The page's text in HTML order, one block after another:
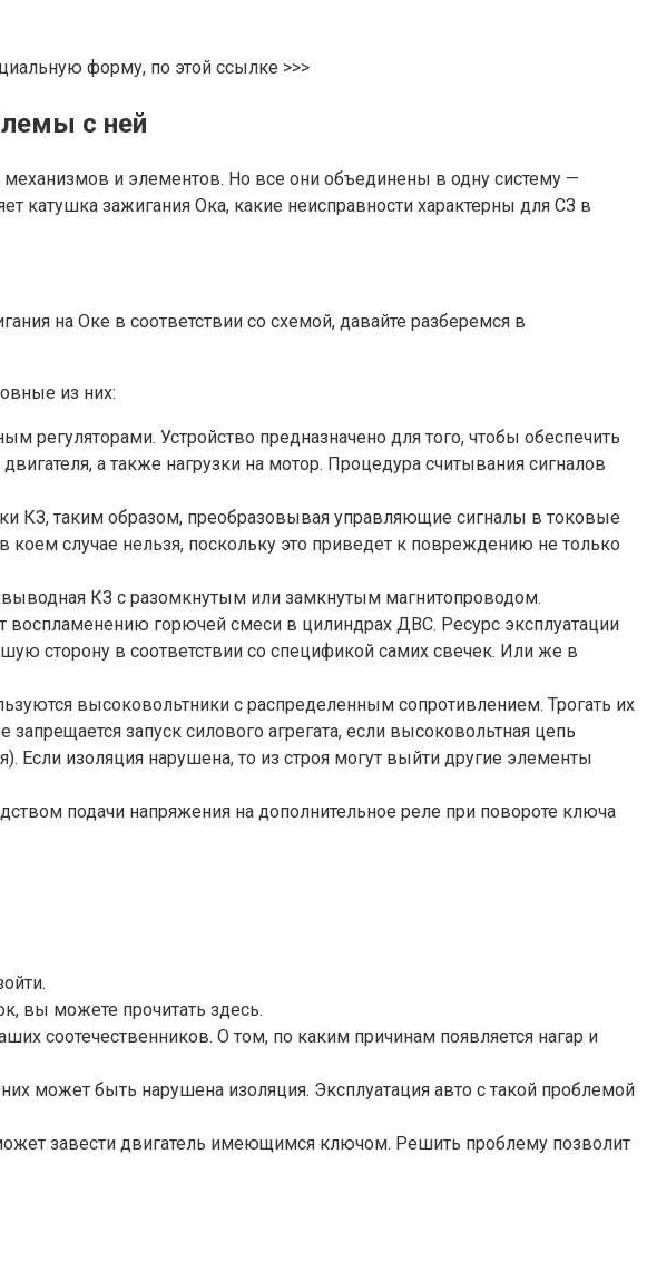
форму, по этой ссылке >>>
с ней
и элементов. Но все они объединены в одну систему —
зажигания Ока, какие неисправности характерны для СЗ в
на Оке в соответствии со схемой, давайте разберемся в
из них:
регуляторами. Устройство предназначено для того, чтобы обеспечить
а также нагрузки на мотор. Процедура считывания сигналов
КЗ, таким образом, преобразовывая управляющие сигналы в токовые
случае нельзя, поскольку это приведет к повреждению не только
КЗ с разомкнутым или замкнутым магнитопроводом.
воспламенению горючей смеси в цилиндрах ДВС. Ресурс эксплуатации
сторону в соответствии со спецификой самих свечек. Или же в
высоковольтники с распределенным сопротивлением. Трогать их
запуск силового агрегата, если высоковольтная цепь
изоляция нарушена, то из строя могут выйти другие элементы
подачи напряжения на дополнительное реле при повороте ключа
вы можете прочитать здесь.
соотечественников. О том, по каким причинам появляется нагар и
может быть нарушена изоляция. Эксплуатация авто с такой проблемой
завести двигатель имеющимся ключом. Решить проблему позволит